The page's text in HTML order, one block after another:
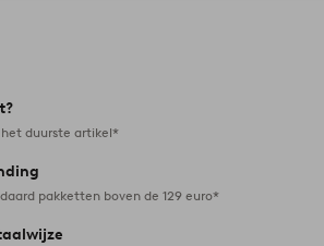
duurste artikel*
pakketten boven de 129 euro*